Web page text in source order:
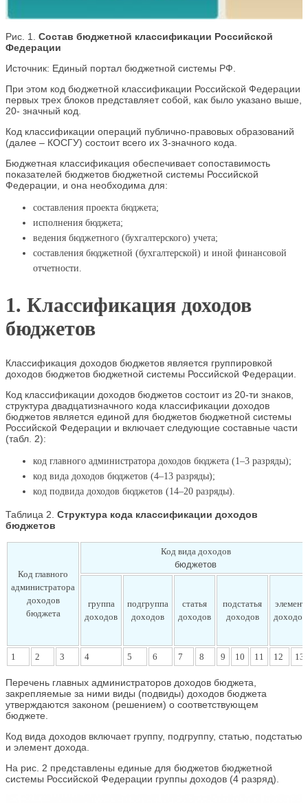
Рис. 1. Состав бюджетной классификации Российской
Федерации
Источник: Единый портал бюджетной системы РФ.
При этом код бюджетной классификации Российской Федерации
первых трех блоков представляет собой, как было указано выше,
20- значный код.
Код классификации операций публично-правовых образований
(далее – КОСГУ) состоит всего их 3-значного кода.
Бюджетная классификация обеспечивает сопоставимость
показателей бюджетов бюджетной системы Российской
Федерации, и она необходима для:
составления проекта бюджета;
исполнения бюджета;
ведения бюджетного (бухгалтерского) учета;
составления бюджетной (бухгалтерской) и иной финансовой
отчетности.
1. Классификация доходов
бюджетов
Классификация доходов бюджетов является группировкой
доходов бюджетов бюджетной системы Российской Федерации.
Код классификации доходов бюджетов состоит из 20-ти знаков,
структура двадцатизначного кода классификации доходов
бюджетов является единой для бюджетов бюджетной системы
Российской Федерации и включает следующие составные части
(табл. 2):
код главного администратора доходов бюджета (1–3 разряды);
код вида доходов бюджетов (4–13 разряды);
код подвида доходов бюджетов (14–20 разряды).
Таблица 2. Структура кода классификации доходов
бюджетов
Код главного
администратора
доходов
бюджета
Код вида доходов
бюджетов
группа
доходов
подгруппа
доходов
статья
доходов
подстатья
доходов
элемент
доходов
1 2 3 4 5 6 7 8 9 10 11 12 13
Перечень главных администраторов доходов бюджета,
закрепляемые за ними виды (подвиды) доходов бюджета
утверждаются законом (решением) о соответствующем
бюджете.
Код вида доходов включает группу, подгруппу, статью, подстатью
и элемент дохода.
На рис. 2 представлены единые для бюджетов бюджетной
системы Российской Федерации группы доходов (4 разряд).